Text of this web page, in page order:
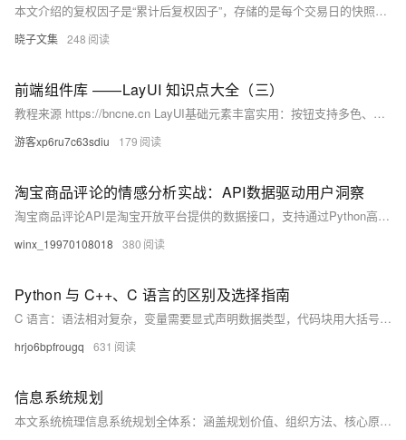
本文介绍的复权因子是“累计后复权因子”，存储的是每个交易日的快照。本文介绍了如何获取某个交易日全市场股票的复权因子、如何获取单只股票最近6000条复权因子、如何获取某段时间区间里的复权因子以及如何计算前复权和后复权价格。
晓子文集 248
前端组件库 ——LayUI 知识点大全（三）
教程来源 https://bncne.cn LayUI基础元素丰富实用：按钮支持多色、多尺寸及图标组合；图标为矢量字体，可自由缩放变色；表单模块集成验证与交互；layer弹层、table表格、laydate日期、upload上传等核心模块，让后台开发简洁高效。
游客xp6ru7c63sdiu 179
淘宝商品评论的情感分析实战：API数据驱动用户洞察
淘宝商品评论API是淘宝开放平台提供的数据接口，支持通过Python高效获取商品的用户评价信息。可返回结构化数据，包含评论内容、评分、时间、图片及商家回复等，支持多维度筛选与分页，适用于竞品分析、用户画像与市场研究。
winx_19970108018 380
Python 与 C++、C 语言的区别及选择指南
C 语言：语法相对复杂，变量需要显式声明数据类型，代码块用大括号表示。例如：
hrjo6bpfrougq 631
信息系统规划
本文系统梳理信息系统规划全体系：涵盖规划价值、组织方法、核心原则、发展阶段、总体框架、分系统划分、组织与技术体系、任务及保障部署，并详解需求挖掘、场景建模、一致性检查与持续改进等11项工作要点，集成SST、BSP、CSF等五大经典战略方法。